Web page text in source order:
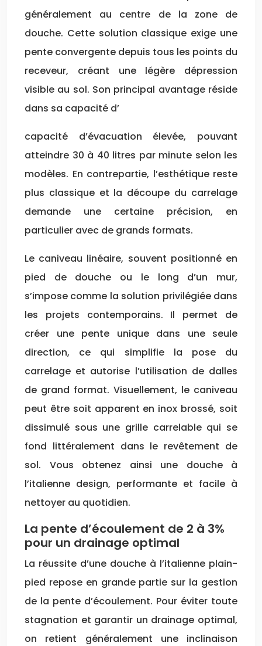
généralement au centre de la zone de
douche. Cette solution classique exige une
pente convergente depuis tous les points du
receveur, créant une légère dépression
visible au sol. Son principal avantage réside
dans sa capacité d’
capacité d’évacuation élevée, pouvant
atteindre 30 à 40 litres par minute selon les
modèles. En contrepartie, l’esthétique reste
plus classique et la découpe du carrelage
demande une certaine précision, en
particulier avec de grands formats.
Le caniveau linéaire, souvent positionné en
pied de douche ou le long d’un mur,
s’impose comme la solution privilégiée dans
les projets contemporains. Il permet de
créer une pente unique dans une seule
direction, ce qui simplifie la pose du
carrelage et autorise l’utilisation de dalles
de grand format. Visuellement, le caniveau
peut être soit apparent en inox brossé, soit
dissimulé sous une grille carrelable qui se
fond littéralement dans le revêtement de
sol. Vous obtenez ainsi une douche à
l’italienne design, performante et facile à
nettoyer au quotidien.
La pente d’écoulement de 2 à 3%
pour un drainage optimal
La réussite d’une douche à l’italienne plain-
pied repose en grande partie sur la gestion
de la pente d’écoulement. Pour éviter toute
stagnation et garantir un drainage optimal,
on retient généralement une inclinaison